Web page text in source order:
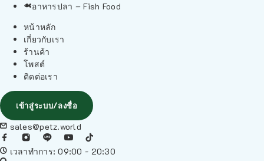
อาหารปลา – Fish Food
หน้าหลัก
เกี่ยวกับเรา
ร้านค้า
โพสต์
ติดต่อเรา
เข้าสู่ระบบ/ลงชื่อ
sales@petz.world
เวลาทำการ: 09:00 - 20:30